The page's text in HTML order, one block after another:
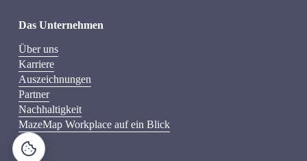
Das Unternehmen
Über uns
Karriere
Auszeichnungen
Partner
Nachhaltigkeit
MazeMap Workplace auf ein Blick